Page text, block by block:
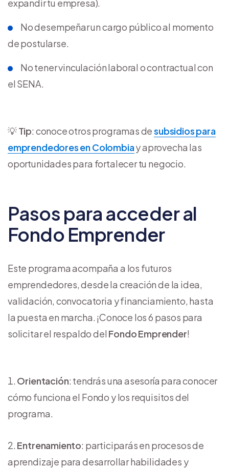
expandir tu empresa).
No desempeñar un cargo público al momento
de postularse.
No tener vinculación laboral o contractual con
el SENA.
💡Tip: conoce otros programas desubsidios para
emprendedores en Colombiay aprovecha las
oportunidades para fortalecer tu negocio.
Pasos para acceder al
Fondo Emprender
Este programa acompaña a los futuros
emprendedores, desde la creación de la idea,
validación, convocatoria y financiamiento, hasta
la puesta en marcha. ¡Conoce los 6 pasos para
solicitar el respaldo del Fondo Emprender!
Orientación: tendrás una asesoría para conocer
cómo funciona el Fondo y los requisitos del
programa.
Entrenamiento: participarás en procesos de
aprendizaje para desarrollar habilidades y